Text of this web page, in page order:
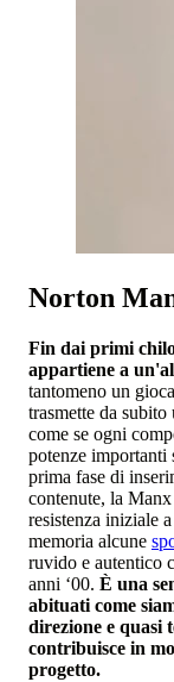
Norton
Fin dai primi
appartiene a
tantomeno un
trasmette da
come se ogni
potenze importanti
prima fase di
contenute, la
resistenza iniziale
memoria alcune
ruvido e autentico
anni ‘00. È una
abituati come
direzione e quasi
contribuisce in
progetto.